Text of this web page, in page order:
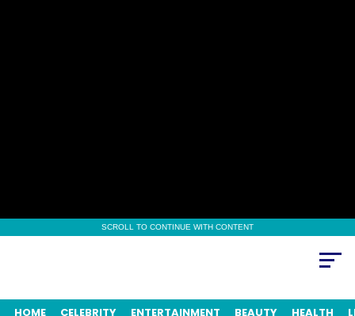
SCROLL TO CONTINUE WITH CONTENT
HOME CELEBRITY ENTERTAINMENT BEAUTY HEALTH